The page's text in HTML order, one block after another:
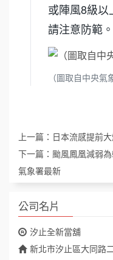
或陣風8級以
請注意防範。
（圖取自中央氣
上一篇： 日本流感提前
下一篇： 颱風鳳凰減弱
氣象署最新
公司名片
汐止全新當舖
新北市汐止區大同路